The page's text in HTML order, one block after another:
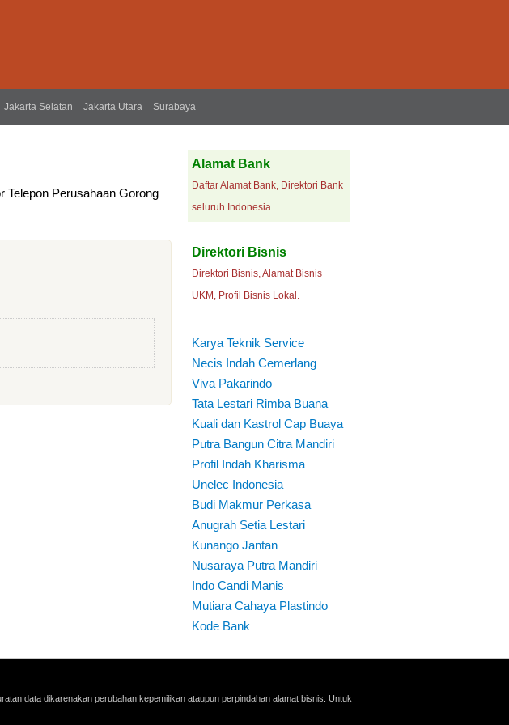
Jakarta Selatan Jakarta Utara Surabaya
Telepon Perusahaan Gorong
Alamat Bank
Daftar Alamat Bank, Direktori Bank
seluruh Indonesia
Direktori Bisnis
Direktori Bisnis, Alamat Bisnis
UKM, Profil Bisnis Lokal.
Karya Teknik Service
Necis Indah Cemerlang
Viva Pakarindo
Tata Lestari Rimba Buana
Kuali dan Kastrol Cap Buaya
Putra Bangun Citra Mandiri
Profil Indah Kharisma
Unelec Indonesia
Budi Makmur Perkasa
Anugrah Setia Lestari
Kunango Jantan
Nusaraya Putra Mandiri
Indo Candi Manis
Mutiara Cahaya Plastindo
Kode Bank
data dikarenakan perubahan kepemilikan ataupun perpindahan alamat bisnis. Untuk